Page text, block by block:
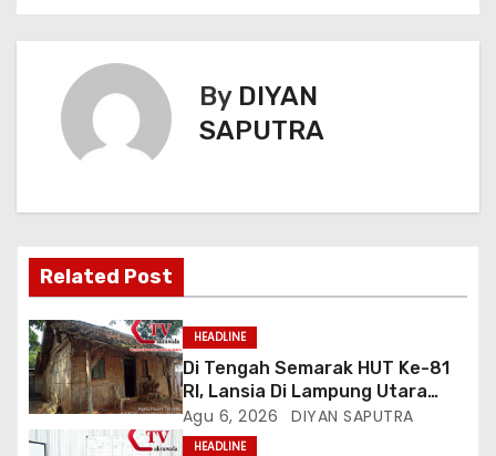
By DIYAN
SAPUTRA
Related Post
HEADLINE
Di Tengah Semarak HUT Ke-81
RI, Lansia Di Lampung Utara
Hidup Memprihatinkan
Agu 6, 2026 DIYAN SAPUTRA
HEADLINE